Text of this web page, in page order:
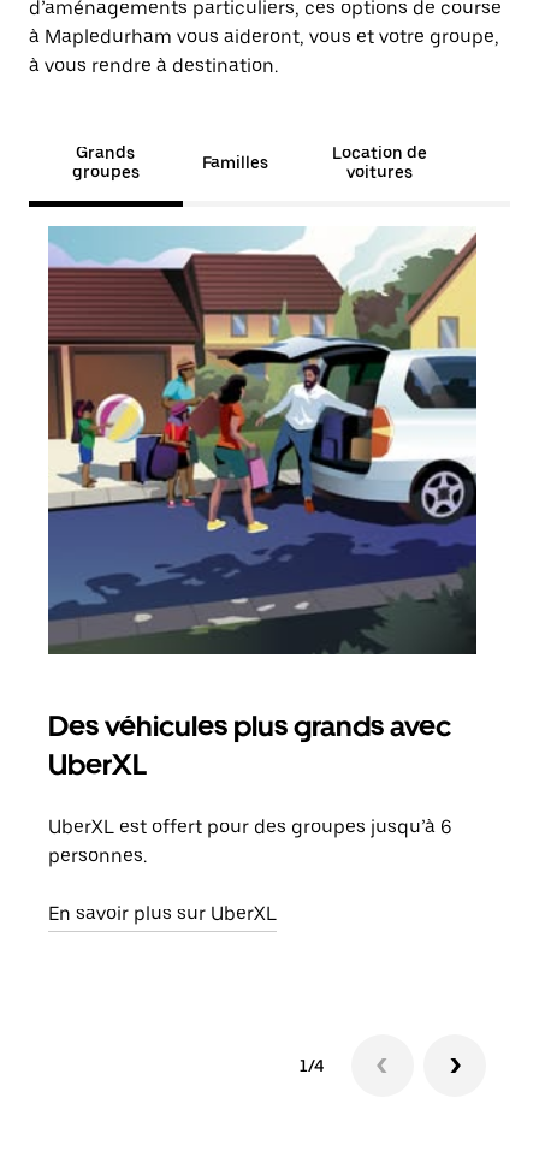
d’aménagements particuliers, ces options de course
à Mapledurham vous aideront, vous et votre groupe,
à vous rendre à destination.
Grands
groupes
Familles
Location de
voitures
Des véhicules plus grands avec
UberXL
UberXL est offert pour des groupes jusqu’à 6
personnes.
En savoir plus sur UberXL
1/4